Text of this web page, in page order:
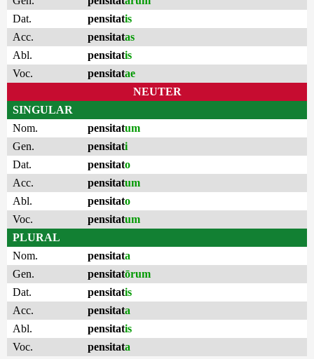
Dat.
pensitatis
Acc.
pensitatas
Abl.
pensitatis
Voc.
pensitatae
NEUTER
SINGULAR
Nom.
pensitatum
Gen.
pensitati
Dat.
pensitato
Acc.
pensitatum
Abl.
pensitato
Voc.
pensitatum
PLURAL
Nom.
pensitata
Gen.
pensitatōrum
Dat.
pensitatis
Acc.
pensitata
Abl.
pensitatis
Voc.
pensitata